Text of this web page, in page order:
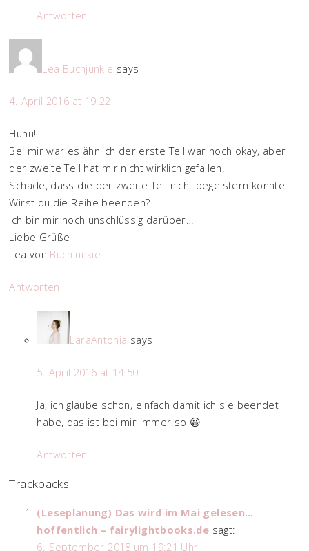
Antworten
Lea Buchjunkie says
4. April 2016 at 19:22
Huhu!
Bei mir war es ähnlich der erste Teil war noch okay, aber
der zweite Teil hat mir nicht wirklich gefallen.
Schade, dass die der zweite Teil nicht begeistern konnte!
Wirst du die Reihe beenden?
Ich bin mir noch unschlüssig darüber…
Liebe Grüße
Lea von Buchjunkie
Antworten
LaraAntonia says
5. April 2016 at 14:50
Ja, ich glaube schon, einfach damit ich sie beendet
habe, das ist bei mir immer so 😀
Antworten
Trackbacks
(Leseplanung) Das wird im Mai gelesen…
hoffentlich – fairylightbooks.de sagt:
6. September 2018 um 19:21 Uhr